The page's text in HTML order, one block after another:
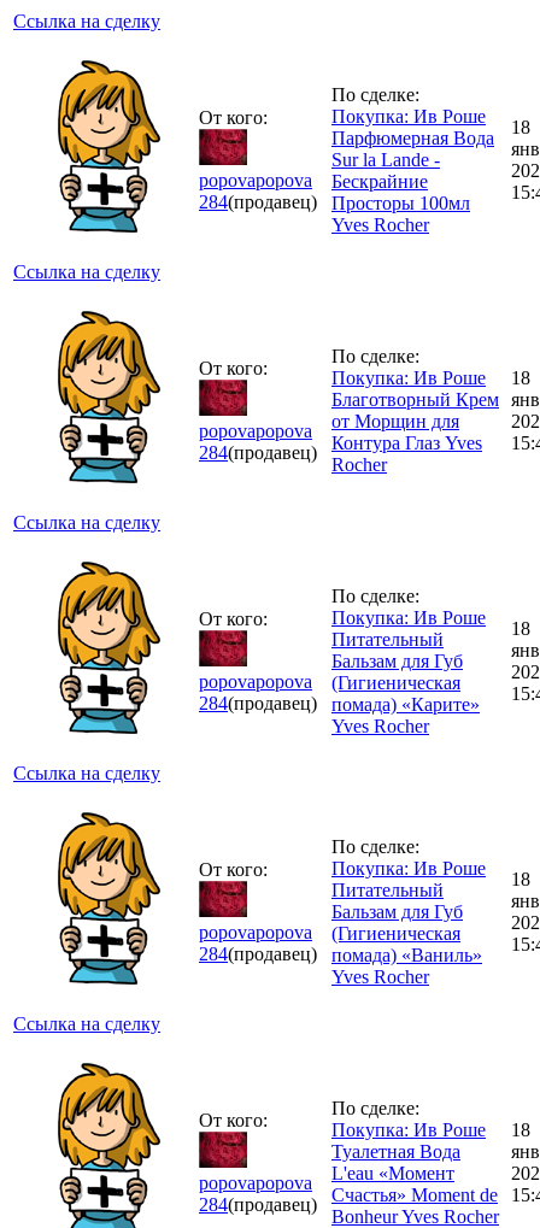
Ссылка на сделку
Ссылка на сделку
От кого:
popovapopova
284(продавец)
По сделке:
Покупка: Ив Роше
Парфюмерная Вода
Sur la Lande -
Бескрайние
Просторы 100мл
Yves Rocher
18
янв
Ссылка на сделку
От кого:
popovapopova
284(продавец)
По сделке:
Покупка: Ив Роше
Благотворный Крем
от Морщин для
Контура Глаз Yves
Rocher
18
янв
Ссылка на сделку
От кого:
popovapopova
284(продавец)
По сделке:
Покупка: Ив Роше
Питательный
Бальзам для Губ
(Гигиеническая
помада) «Карите»
Yves Rocher
18
янв
Ссылка на сделку
От кого:
popovapopova
284(продавец)
По сделке:
Покупка: Ив Роше
Питательный
Бальзам для Губ
(Гигиеническая
помада) «Ваниль»
Yves Rocher
18
янв
От кого:
popovapopova
284(продавец)
По сделке:
Покупка: Ив Роше
Туалетная Вода
L'eau «Момент
Счастья» Moment de
Bonheur Yves Rocher
18
янв